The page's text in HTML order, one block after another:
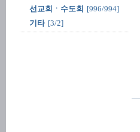
선교회ㆍ수도회 [996/994]
기타 [3/2]